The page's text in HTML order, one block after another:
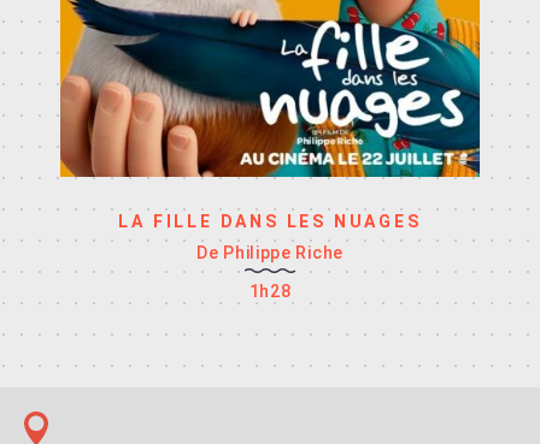
LA FILLE DANS LES NUAGES
De Philippe Riche
1h28